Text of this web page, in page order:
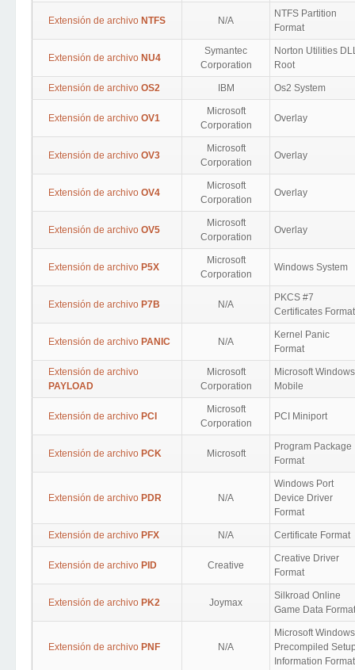
Extensión de archivo NTFS N/A
NTFS Partition
Format
Extensión de archivo NU4
Symantec
Corporation
Norton Utilities
Root
Extensión de archivo OS2 IBM Os2 System
Extensión de archivo OV1
Microsoft
Corporation
Overlay
Extensión de archivo OV3
Microsoft
Corporation
Overlay
Extensión de archivo OV4
Microsoft
Corporation
Overlay
Extensión de archivo OV5
Microsoft
Corporation
Overlay
Extensión de archivo P5X
Microsoft
Corporation
Windows System
Extensión de archivo P7B N/A
PKCS #7
Certificates Format
Extensión de archivo PANIC N/A
Kernel Panic
Format
Extensión de archivo
PAYLOAD
Microsoft
Corporation
Microsoft Windows
Mobile
Extensión de archivo PCI
Microsoft
Corporation
PCI Miniport
Extensión de archivo PCK Microsoft
Program Package
Format
Extensión de archivo PDR N/A
Windows Port
Device Driver
Format
Extensión de archivo PFX N/A Certificate Format
Extensión de archivo PID Creative
Creative Driver
Format
Extensión de archivo PK2 Joymax
Silkroad Online
Game Data Format
Extensión de archivo PNF N/A
Microsoft Windows
Precompiled
Information Format